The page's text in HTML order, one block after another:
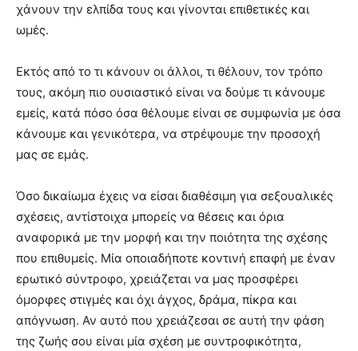
χάνουν την ελπίδα τους και γίνονται επιθετικές και
ωμές.
Εκτός από το τι κάνουν οι άλλοι, τι θέλουν, τον τρόπο
τους, ακόμη πιο ουσιαστικό είναι να δούμε τι κάνουμε
εμείς, κατά πόσο όσα θέλουμε είναι σε συμφωνία με όσα
κάνουμε και γενικότερα, να στρέψουμε την προσοχή
μας σε εμάς.
Όσο δικαίωμα έχεις να είσαι διαθέσιμη για σεξουαλικές
σχέσεις, αντίστοιχα μπορείς να θέσεις και όρια
αναφορικά με την μορφή και την ποιότητα της σχέσης
που επιθυμείς. Μία οποιαδήποτε κοντινή επαφή με έναν
ερωτικό σύντροφο, χρειάζεται να μας προσφέρει
όμορφες στιγμές και όχι άγχος, δράμα, πίκρα και
απόγνωση. Αν αυτό που χρειάζεσαι σε αυτή την φάση
της ζωής σου είναι μία σχέση με συντροφικότητα,